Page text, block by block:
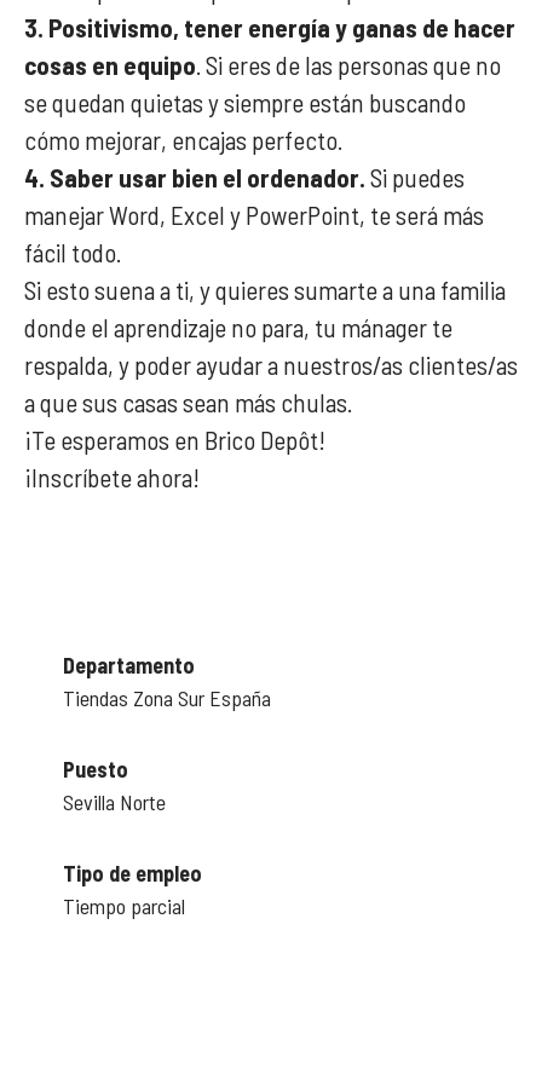
3. Positivismo, tener energía y ganas de hacer
cosas en equipo. Si eres de las personas que no
se quedan quietas y siempre están buscando
cómo mejorar, encajas perfecto.
4. Saber usar bien el ordenador. Si puedes
manejar Word, Excel y PowerPoint, te será más
fácil todo.
Si esto suena a ti, y quieres sumarte a una familia
donde el aprendizaje no para, tu mánager te
respalda, y poder ayudar a nuestros/as clientes/as
a que sus casas sean más chulas.
¡Te esperamos en Brico Depôt!
¡Inscríbete ahora!
Departamento
Tiendas Zona Sur España
Puesto
Sevilla Norte
Tipo de empleo
Tiempo parcial